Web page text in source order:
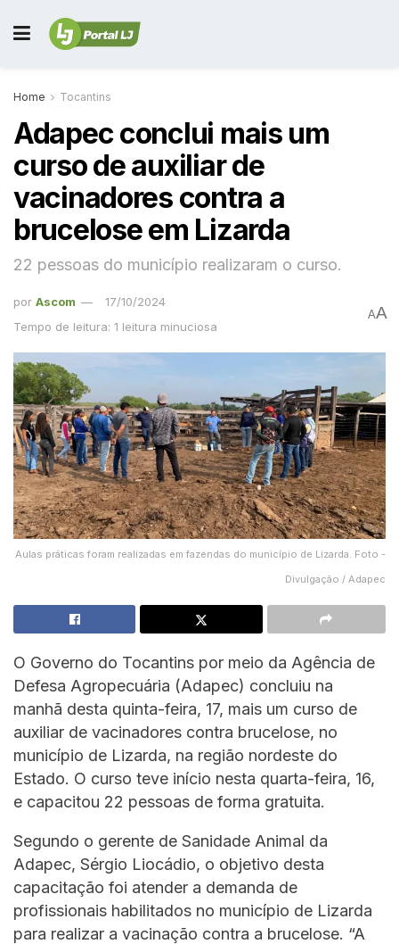
Home Tocantins
Adapec conclui mais um
curso de auxiliar de
vacinadores contra a
brucelose em Lizarda
22 pessoas do município realizaram o curso.
por Ascom
17/10/2024
Tempo de leitura: 1 leitura minuciosa
AA
Aulas práticas foram realizadas em fazendas do município de Lizarda. Foto -
Divulgação / Adapec
O Governo do Tocantins por meio da Agência de
Defesa Agropecuária (Adapec) concluiu na
manhã desta quinta-feira, 17, mais um curso de
auxiliar de vacinadores contra brucelose, no
município de Lizarda, na região nordeste do
Estado. O curso teve início nesta quarta-feira, 16,
e capacitou 22 pessoas de forma gratuita.
Segundo o gerente de Sanidade Animal da
Adapec, Sérgio Liocádio, o objetivo desta
capacitação foi atender a demanda de
profissionais habilitados no município de Lizarda
para realizar a vacinação contra a brucelose. “A